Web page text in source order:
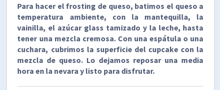
Para hacer el frosting de queso, batimos el queso a
temperatura ambiente, con la mantequilla, la
vainilla, el azúcar glass tamizado y la leche, hasta
tener una mezcla cremosa. Con una espátula o una
cuchara, cubrimos la superficie del cupcake con la
mezcla de queso. Lo dejamos reposar una media
hora en la nevara y listo para disfrutar.